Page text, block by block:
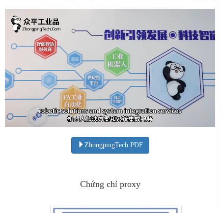
ZhongpingTech.PDF
Chứng chỉ proxy